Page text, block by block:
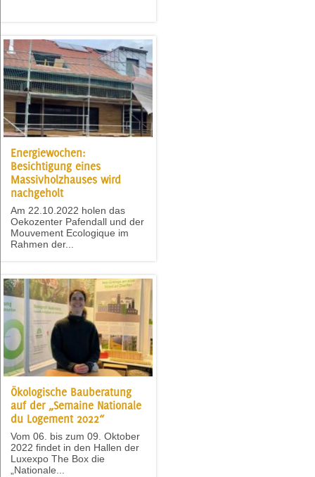
Energiewochen:
Besichtigung eines
Massivholzhauses wird
nachgeholt
Am 22.10.2022 holen das
Oekozenter Pafendall und der
Mouvement Ecologique im
Rahmen der...
Ökologische Bauberatung
auf der „Semaine Nationale
du Logement 2022“
Vom 06. bis zum 09. Oktober
2022 findet in den Hallen der
Luxexpo The Box die
„Nationale...